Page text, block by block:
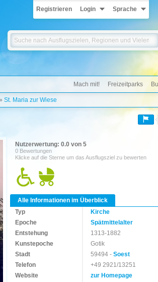
Registrieren Login Sprache
Mach mit! Freizeitparks
St. Maria zur Wiese
Nutzerwertung: 0.0 von 5
0 Bewertungen
Klicke auf die Sterne um das Ausflugsziel zu bewerten
Alle Informationen im Überblick
Typ
Kirche
Epoche
Spätmittelalter
Entstehung
1313-1882
Kunstepoche
Gotik
Stadt
59494 -Soest
Telefon
+49 2921/13251
Website
zur Homepage